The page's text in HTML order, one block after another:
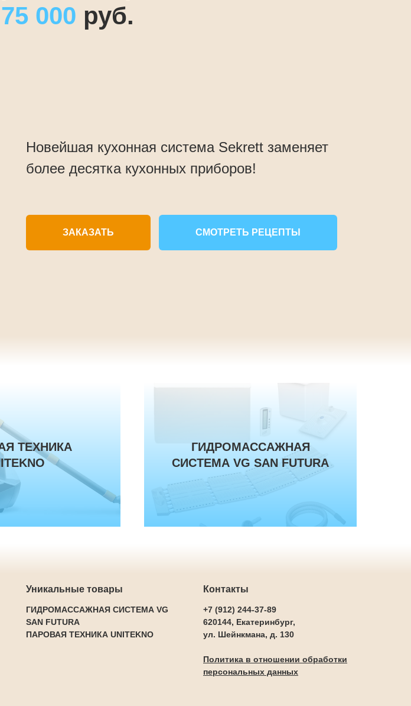
75 000 руб.
Новейшая кухонная система Sekrett заменяет
более десятка кухонных приборов!
ЗАКАЗАТЬ СМОТРЕТЬ РЕЦЕПТЫ
ТЕХНИКА
ГИДРОМАССАЖНАЯ
СИСТЕМА VG SAN FUTURA
ПОДРОБНЕЕ
Уникальные товары
ГИДРОМАССАЖНАЯ СИСТЕМА VG
SAN FUTURA
ПАРОВАЯ ТЕХНИКА UNITEKNO
Контакты
+7 (912) 244-37-89
620144, Екатеринбург,
ул. Шейнкмана, д. 130
Политика в отношении обработки
персональных данных